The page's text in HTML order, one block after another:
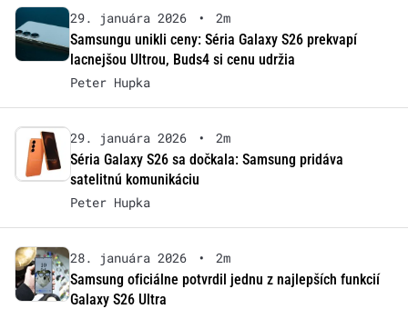
29. januára 2026 •
2m
Samsungu unikli ceny: Séria Galaxy S26 prekvapí
lacnejšou Ultrou, Buds4 si cenu udržia
Peter Hupka
29. januára 2026 •
2m
Séria Galaxy S26 sa dočkala: Samsung pridáva
satelitnú komunikáciu
Peter Hupka
28. januára 2026 •
2m
Samsung oficiálne potvrdil jednu z najlepších funkcií
Galaxy S26 Ultra